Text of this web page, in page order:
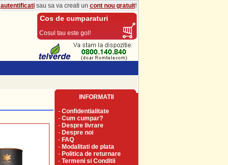
autentificatisau sa va creati un cont nou gratuit!
Cos de cumparaturi
Cosul tau este gol!
INFORMATII
- Confidentialitate
- Cum cumpar?
- Despre livrare
- Despre noi
- FAQ
- Modalitati de plata
- Politica de returnare
- Termeni si Conditii